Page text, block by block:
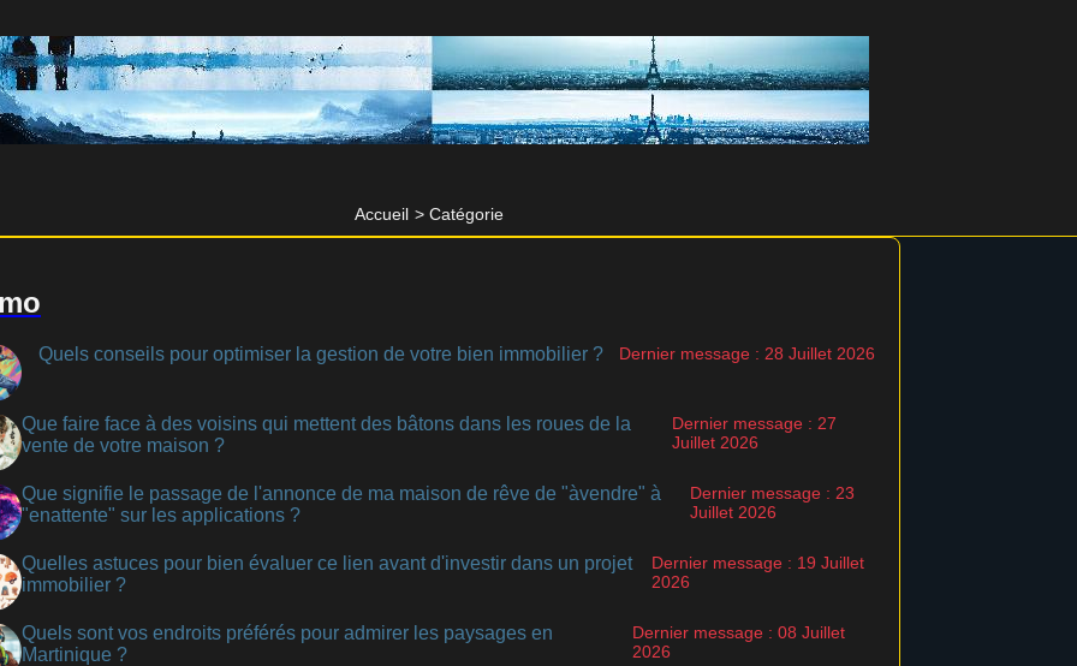
Accueil > Catégorie
Quels conseils pour optimiser la gestion de votre bien immobilier ? Dernier message : 28 Juillet 2026
Que faire face à des voisins qui mettent des bâtons dans les roues de la
vente de votre maison ?
Dernier message : 27
Juillet 2026
Que signifie le passage de l'annonce de ma maison de rêve de "àvendre" à
"enattente" sur les applications ?
Dernier message : 23
Juillet 2026
Quelles astuces pour bien évaluer ce lien avant d'investir dans un projet
immobilier ?
Dernier message : 19 Juillet
2026
Quels sont vos endroits préférés pour admirer les paysages en
Martinique ?
Dernier message : 08 Juillet
2026